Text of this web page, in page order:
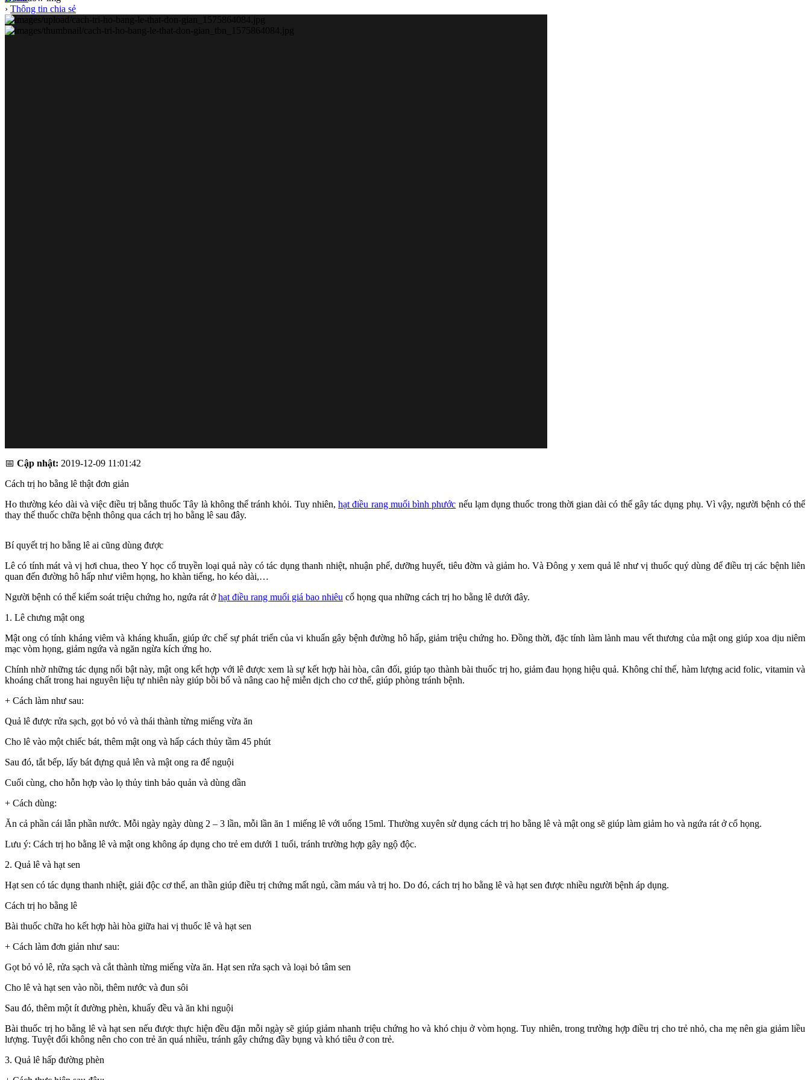
› Thông tin chia sẻ
📅 Cập nhật: 2019-12-09 11:01:42
Cách trị ho bằng lê thật đơn giản
Ho thường kéo dài và việc điều trị bằng thuốc Tây là không thể tránh khỏi. Tuy nhiên,hạt điều rang muối bình phước nếu lạm dụng thuốc trong thời gian dài có thể gây tác dụng phụ. Vì vậy, người bệnh có thể
thay thế thuốc chữa bệnh thông qua cách trị ho bằng lê sau đây.
Bí quyết trị ho bằng lê ai cũng dùng được
Lê có tính mát và vị hơi chua, theo Y học cổ truyền loại quả này có tác dụng thanh nhiệt, nhuận phế, dưỡng huyết, tiêu đờm và giảm ho. Và Đông y xem quả lê như vị thuốc quý dùng để điều trị các bệnh liên
quan đến đường hô hấp như viêm họng, ho khàn tiếng, ho kéo dài,…
Người bệnh có thể kiểm soát triệu chứng ho, ngứa rát ởhạt điều rang muối giá bao nhiêu cổ họng qua những cách trị ho bằng lê dưới đây.
1. Lê chưng mật ong
Mật ong có tính kháng viêm và kháng khuẩn, giúp ức chế sự phát triển của vi khuẩn gây bệnh đường hô hấp, giảm triệu chứng ho. Đồng thời, đặc tính làm lành mau vết thương của mật ong giúp xoa dịu niêm
mạc vòm họng, giảm ngứa và ngăn ngừa kích ứng ho.
Chính nhờ những tác dụng nổi bật này, mật ong kết hợp với lê được xem là sự kết hợp hài hòa, cân đối, giúp tạo thành bài thuốc trị ho, giảm đau họng hiệu quả. Không chỉ thế, hàm lượng acid folic, vitamin và
khoáng chất trong hai nguyên liệu tự nhiên này giúp bồi bổ và nâng cao hệ miễn dịch cho cơ thể, giúp phòng tránh bệnh.
+ Cách làm như sau:
Quả lê được rửa sạch, gọt bỏ vỏ và thái thành từng miếng vừa ăn
Cho lê vào một chiếc bát, thêm mật ong và hấp cách thủy tầm 45 phút
Sau đó, tắt bếp, lấy bát đựng quả lên và mật ong ra để nguội
Cuối cùng, cho hỗn hợp vào lọ thủy tinh bảo quản và dùng dần
+ Cách dùng:
Ăn cả phần cái lẫn phần nước. Mỗi ngày ngày dùng 2 – 3 lần, mỗi lần ăn 1 miếng lê với uống 15ml. Thường xuyên sử dụng cách trị ho bằng lê và mật ong sẽ giúp làm giảm ho và ngứa rát ở cổ họng.
Lưu ý: Cách trị ho bằng lê và mật ong không áp dụng cho trẻ em dưới 1 tuổi, tránh trường hợp gây ngộ độc.
2. Quả lê và hạt sen
Hạt sen có tác dụng thanh nhiệt, giải độc cơ thể, an thần giúp điều trị chứng mất ngủ, cầm máu và trị ho. Do đó, cách trị ho bằng lê và hạt sen được nhiều người bệnh áp dụng.
Cách trị ho bằng lê
Bài thuốc chữa ho kết hợp hài hòa giữa hai vị thuốc lê và hạt sen
+ Cách làm đơn giản như sau:
Gọt bỏ vỏ lê, rửa sạch và cắt thành từng miếng vừa ăn. Hạt sen rửa sạch và loại bỏ tâm sen
Cho lê và hạt sen vào nồi, thêm nước và đun sôi
Sau đó, thêm một ít đường phèn, khuấy đều và ăn khi nguội
Bài thuốc trị ho bằng lê và hạt sen nếu được thực hiện đều đặn mỗi ngày sẽ giúp giảm nhanh triệu chứng ho và khó chịu ở vòm họng. Tuy nhiên, trong trường hợp điều trị cho trẻ nhỏ, cha mẹ nên gia giảm liều
lượng. Tuyệt đối không nên cho con trẻ ăn quá nhiều, tránh gây chứng đầy bụng và khó tiêu ở con trẻ.
3. Quả lê hấp đường phèn